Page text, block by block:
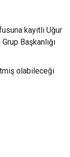
kayıtlı Uğur
Başkanlığı
olabileceği